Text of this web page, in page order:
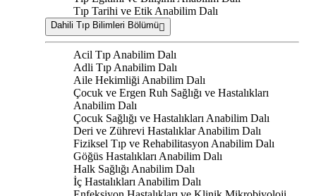
Tıp Tarihi ve Etik Anabilim Dalı
Dahili Tıp Bilimleri Bölümü
Acil Tıp Anabilim Dalı
Adli Tıp Anabilim Dalı
Aile Hekimliği Anabilim Dalı
Çocuk ve Ergen Ruh Sağlığı ve Hastalıkları
Anabilim Dalı
Çocuk Sağlığı ve Hastalıkları Anabilim Dalı
Deri ve Zührevi Hastalıklar Anabilim Dalı
Fiziksel Tıp ve Rehabilitasyon Anabilim Dalı
Göğüs Hastalıkları Anabilim Dalı
Halk Sağlığı Anabilim Dalı
İç Hastalıkları Anabilim Dalı